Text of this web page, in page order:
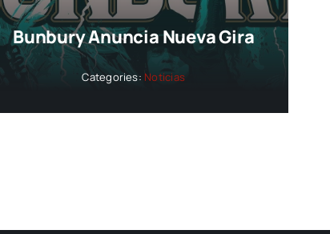
Bunbury Anuncia Nueva Gira
Categories: Noticias